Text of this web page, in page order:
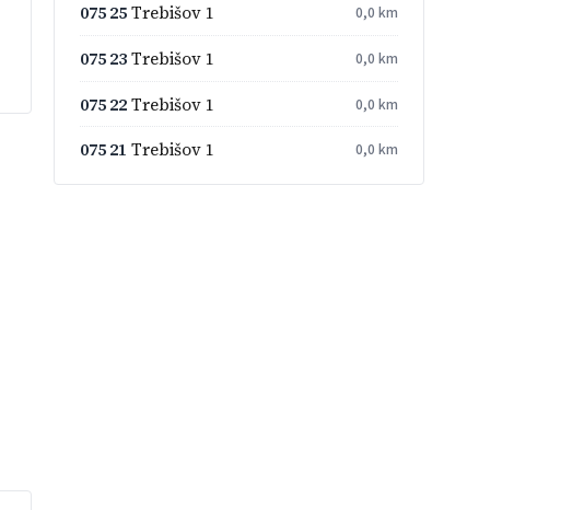
075 25Trebišov 1 0,0 km
075 23Trebišov 1 0,0 km
075 22Trebišov 1 0,0 km
075 21 Trebišov 1 0,0 km